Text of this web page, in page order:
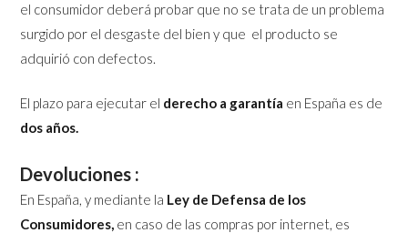
el consumidor deberá probar que no se trata de un problema
surgido por el desgaste del bien y que el producto se
adquirió con defectos.
El plazo para ejecutar el derecho a garantía en España es de
dos años.
Devoluciones :
En España, y mediante la Ley de Defensa de los
Consumidores, en caso de las compras por internet, es